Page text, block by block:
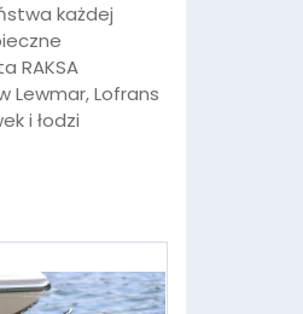
każdej
RAKSA
Lofrans
i łodzi